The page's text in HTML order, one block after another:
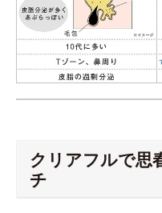
クリアフルで思
チ